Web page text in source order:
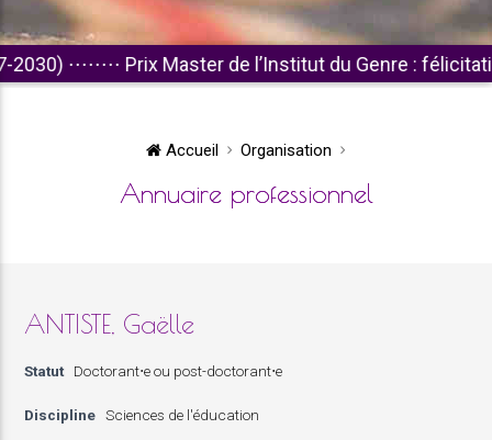
⋅⋅⋅⋅⋅⋅⋅⋅ Prix Master de l’Institut du Genre : félicitations
Accueil Organisation
Annuaire professionnel
ANTISTE, Gaëlle
Statut Doctorant⋅e ou post-doctorant⋅e
Discipline Sciences de l'éducation